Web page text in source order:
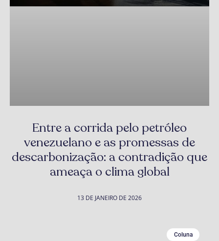
Entre a corrida pelo petróleo
venezuelano e as promessas de
descarbonização: a contradição que
ameaça o clima global
13 DE JANEIRO DE 2026
Coluna